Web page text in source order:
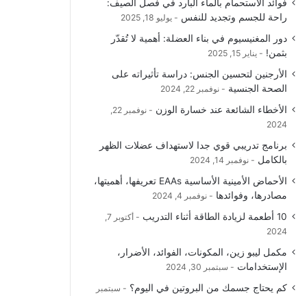
فوائد الاستحمام بالماء البارد في فصل الصيف:
راحة للجسم وتجديد للنفس
يوليو 18, 2025
دور المغنيسيوم في بناء العضلة: أهمية لا تُقدّر
بثمن!
يناير 15, 2025
الأرجنين لتحسين الجنس: دراسة تأثيراته على
الصحة الجنسية
نوفمبر 22, 2024
الأخطاء الشائعة عند خسارة الوزن
نوفمبر 22,
2024
برنامج تدريبي قوي جدا لاستهداف عضلات الظهر
بالكامل
نوفمبر 14, 2024
الأحماض الأمينية الأساسية EAAs تعريفها، أهميتها،
مصادرها، وفوائدها
نوفمبر 4, 2024
10 أطعمة لزيادة الطاقة أثناء التدريب
أكتوبر 7,
2024
مكمل ليبو زين، المكونات، الفوائد، الأضرار،
الإستخدامات
سبتمبر 30, 2024
كم يحتاج جسمك من البروتين في اليوم؟
سبتمبر